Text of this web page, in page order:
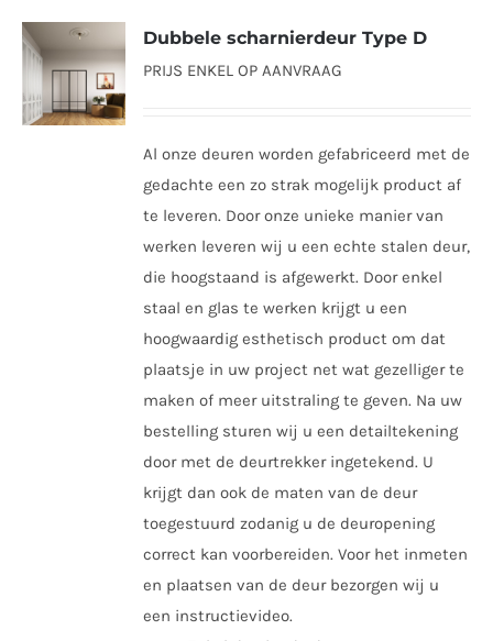
Deze
optie
worden
op
de
productpagina
Dubbele scharnierdeur Type D
PRIJS ENKEL OP AANVRAAG
Al onze deuren worden gefabriceerd met de
gedachte een zo strak mogelijk product af
te leveren. Door onze unieke manier van
werken leveren wij u een echte stalen deur,
die hoogstaand is afgewerkt. Door enkel
staal en glas te werken krijgt u een
hoogwaardig esthetisch product om dat
plaatsje in uw project net wat gezelliger te
maken of meer uitstraling te geven. Na uw
bestelling sturen wij u een detailtekening
door met de deurtrekker ingetekend. U
krijgt dan ook de maten van de deur
toegestuurd zodanig u de deuropening
correct kan voorbereiden. Voor het inmeten
en plaatsen van de deur bezorgen wij u
een instructievideo.